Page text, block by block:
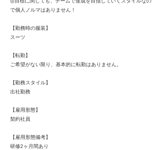
で個人ノルマはありません！
【勤務時の服装】
スーツ
【転勤】
ご希望がない限り、基本的に転勤はありません。
【勤務スタイル】
出社勤務
【雇用形態】
契約社員
【雇用形態備考】
研修2ヶ月間あり